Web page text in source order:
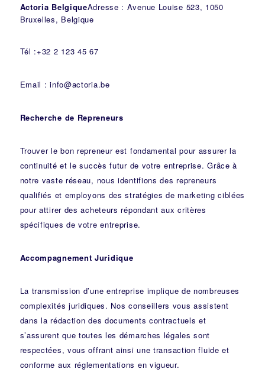
Actoria BelgiqueAdresse : Avenue Louise 523, 1050
Bruxelles, Belgique
Tél :+32 2 123 45 67
Email : info@actoria.be
Recherche de Repreneurs
Trouver le bon repreneur est fondamental pour assurer la
continuité et le succès futur de votre entreprise. Grâce à
notre vaste réseau, nous identifions des repreneurs
qualifiés et employons des stratégies de marketing ciblées
pour attirer des acheteurs répondant aux critères
spécifiques de votre entreprise.
Accompagnement Juridique
La transmission d’une entreprise implique de nombreuses
complexités juridiques. Nosconseillers vous assistent
dans la rédaction des documents contractuels et
s’assurent que toutes les démarches légales sont
respectées, vous offrant ainsi une transaction fluide et
conforme aux réglementations en vigueur.